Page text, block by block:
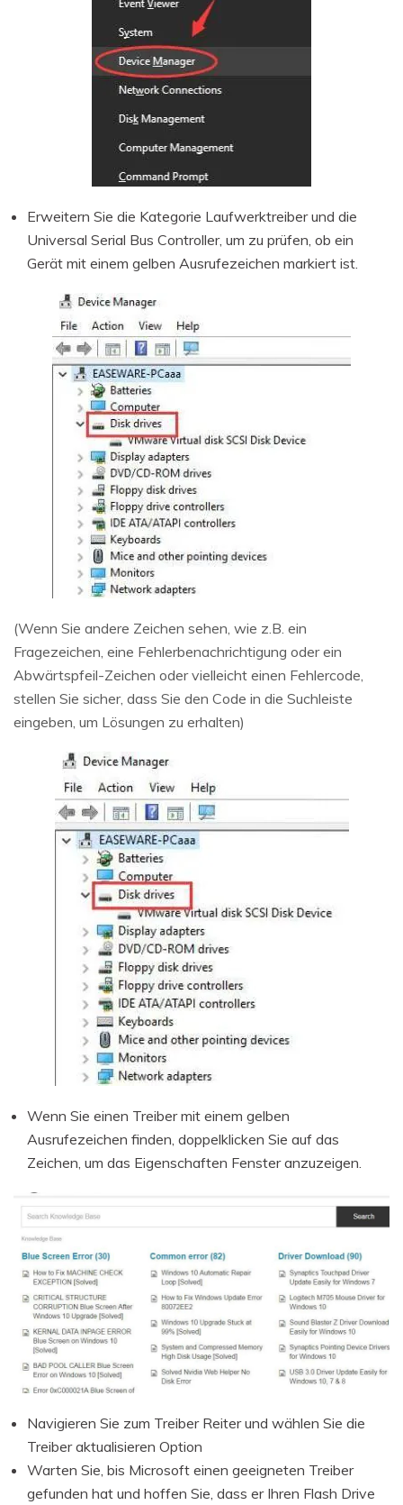
Erweitern Sie die Kategorie Laufwerktreiber und die
Universal Serial Bus Controller, um zu prüfen, ob ein
Gerät mit einem gelben Ausrufezeichen markiert ist.
(Wenn Sie andere Zeichen sehen, wie z.B. ein
Fragezeichen, eine Fehlerbenachrichtigung oder ein
Abwärtspfeil-Zeichen oder vielleicht einen Fehlercode,
stellen Sie sicher, dass Sie den Code in die Suchleiste
eingeben, um Lösungen zu erhalten)
Wenn Sie einen Treiber mit einem gelben
Ausrufezeichen finden, doppelklicken Sie auf das
Zeichen, um das Eigenschaften Fenster anzuzeigen.
Navigieren Sie zum Treiber Reiter und wählen Sie die
Treiber aktualisieren Option
Warten Sie, bis Microsoft einen geeigneten Treiber
gefunden hat und hoffen Sie, dass er Ihren Flash Drive